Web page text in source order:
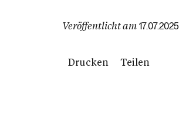
Veröffentlicht am 17.07.2025
Drucken Teilen